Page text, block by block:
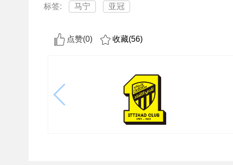
标签: 马宁 亚冠
点赞(0) 收藏(56)